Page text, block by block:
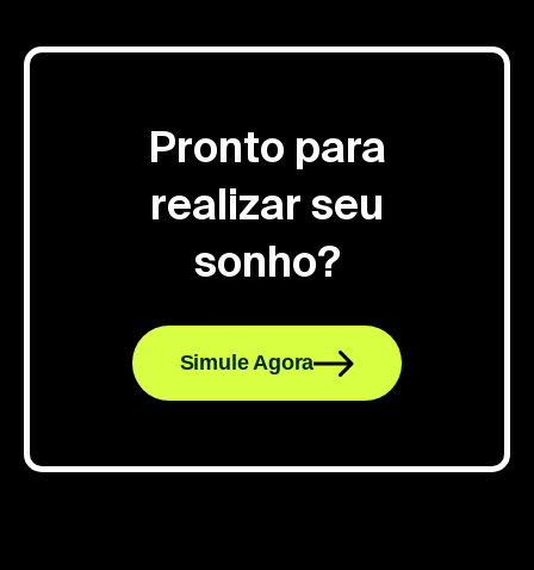
Pronto para
realizar seu
sonho?
Simule Agora